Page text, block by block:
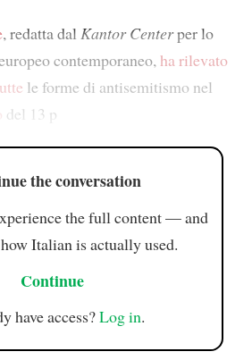
, redatta dal Kantor Centerper lo
contemporaneo,ha rilevato
le forme di antisemitismo nel
del 13 p
the conversation
the full content — and
Italian is actually used.
Continue
have access?Log in.